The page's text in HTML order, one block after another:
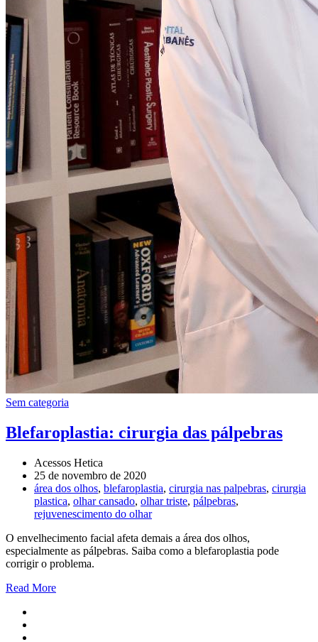
Sem categoria
Blefaroplastia: cirurgia das pálpebras
Acessos Hetica
25 de novembro de 2020
área dos olhos, blefaroplastia, cirurgia nas palpebras, cirurgia
plastica, olhar cansado, olhar triste, pálpebras,
rejuvenescimento do olhar
O envelhecimento facial afeta demais a área dos olhos,
especialmente as pálpebras. Saiba como a blefaroplastia pode
corrigir o problema.
Read More